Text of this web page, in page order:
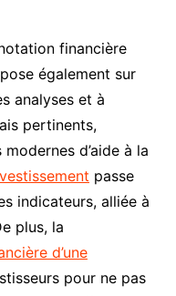
financière
également sur
analyses et à
pertinents,
d’aide à la
passe
indicateurs, alliée à
plus, la
d’une
pour ne pas